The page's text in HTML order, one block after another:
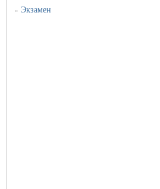
» Экзамен